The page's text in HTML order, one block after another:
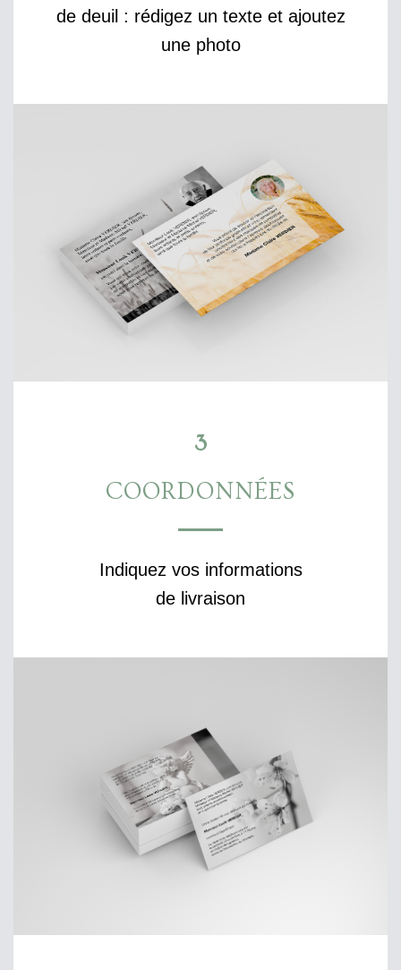
de deuil : rédigez un texte et ajoutez
une photo
3
COORDONNÉES
Indiquez vos informations
de livraison